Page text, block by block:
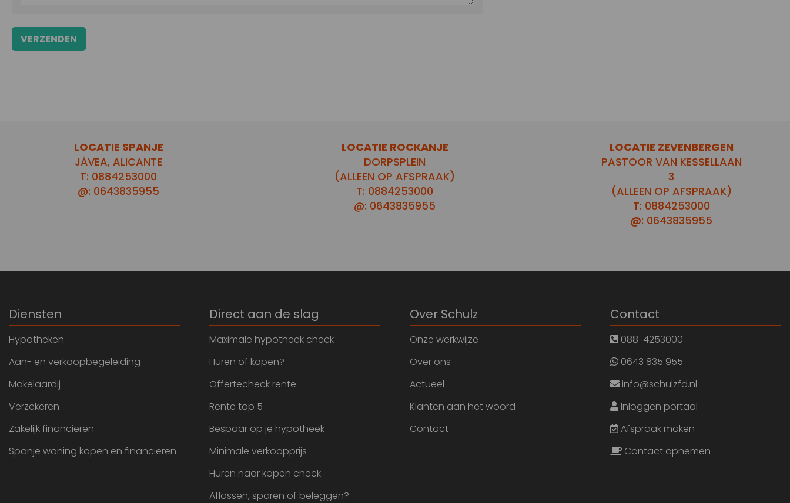
LOCATIE SPANJE
JÁVEA, ALICANTE
T: 0884253000
@: 0643835955
LOCATIE ROCKANJE
DORPSPLEIN
(ALLEEN OP AFSPRAAK)
T: 0884253000
@: 0643835955
LOCATIE ZEVENBERGEN
PASTOOR VAN KESSELLAAN
3
(ALLEEN OP AFSPRAAK)
T: 0884253000
@: 0643835955
Diensten
Hypotheken
Aan- en verkoopbegeleiding
Makelaardij
Verzekeren
Zakelijk financieren
Spanje woning kopen en financieren
Direct aan de slag
Maximale hypotheek check
Huren of kopen?
Offertecheck rente
Rente top 5
Bespaar op je hypotheek
Minimale verkoopprijs
Huren naar kopen check
Aflossen, sparen of beleggen?
Over Schulz
Onze werkwijze
Over ons
Actueel
Klanten aan het woord
Contact
Contact
088-4253000
0643 835 955
info@schulzfd.nl
Inloggen portaal
Afspraak maken
Contact opnemen